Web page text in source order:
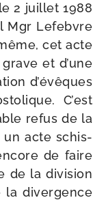
2 juillet 1988
Mgr Lefebvre
cet acte
et d’une
d’é­vêques
C’est
refus de la
un acte schis­
de faire
de la divi­sion
la diver­gence